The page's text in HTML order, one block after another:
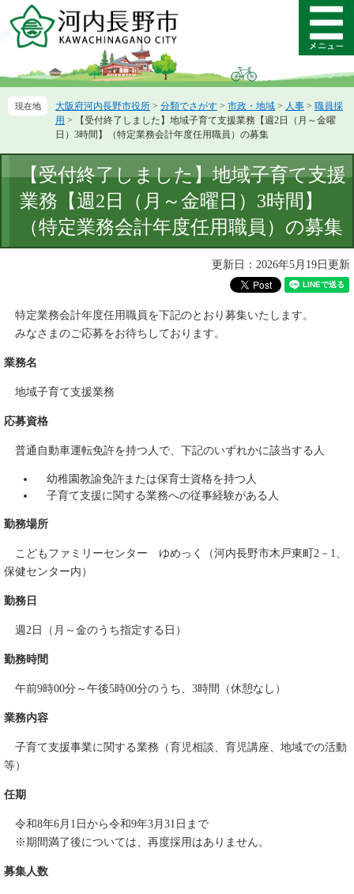
ー
先
ニ
を
本
文
メ
ニ
ー
大阪府河内長野市役所 > 分類でさがす > 市政・地域 > 人事 > 職員採
用 >
【受付終了しました】地域子育て支援業務【週2日（月～金曜
日）3時間】（特定業務会計年度任用職員）の募集
文
【受付終了しました】地域子育て支援
業務【週2日（月～金曜日）3時間】
（特定業務会計年度任用職員）の募集
更新日：2026年5月19日更新
特定業務会計年度任用職員を下記のとおり募集いたします。
みなさまのご応募をお待ちしております。
業務名
地域子育て支援業務
応募資格
普通自動車運転免許を持つ人で、下記のいずれかに該当する人
幼稚園教諭免許または保育士資格を持つ人
子育て支援に関する業務への従事経験がある人
勤務場所
こどもファミリーセンター ゆめっく（河内長野市木戸東町2－1、
保健センター内）
勤務日
週2日（月～金のうち指定する日）
勤務時間
午前9時00分～午後5時00分のうち、3時間（休憩なし）
業務内容
子育て支援事業に関する業務（育児相談、育児講座、地域での活動
等）
任期
令和8年6月1日から令和9年3月31日まで
※期間満了後については、再度採用はありません。
募集人数